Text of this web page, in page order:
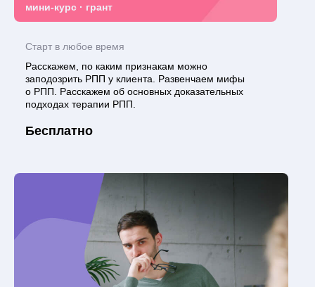
мини-курс · грант
Старт в любое время
Расскажем, по каким признакам можно
заподозрить РПП у клиента. Развенчаем мифы
о РПП. Расскажем об основных доказательных
подходах терапии РПП.
Бесплатно